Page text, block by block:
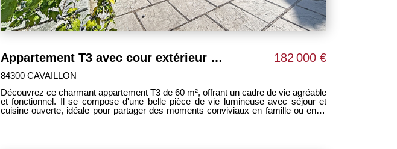
Appartement T3 avec cour extérieur et garage 182 000 €
84300 CAVAILLON
Découvrez ce charmant appartement T3 de 60 m², offrant un cadre de vie agréable
et fonctionnel. Il se compose d'une belle pièce de vie lumineuse avec séjour et
cuisine ouverte, idéale pour partager des moments conviviaux en famille ou entre